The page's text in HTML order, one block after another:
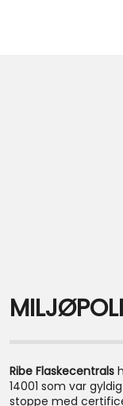
Ribe Flaskecentrals
14001 som var
stoppe med